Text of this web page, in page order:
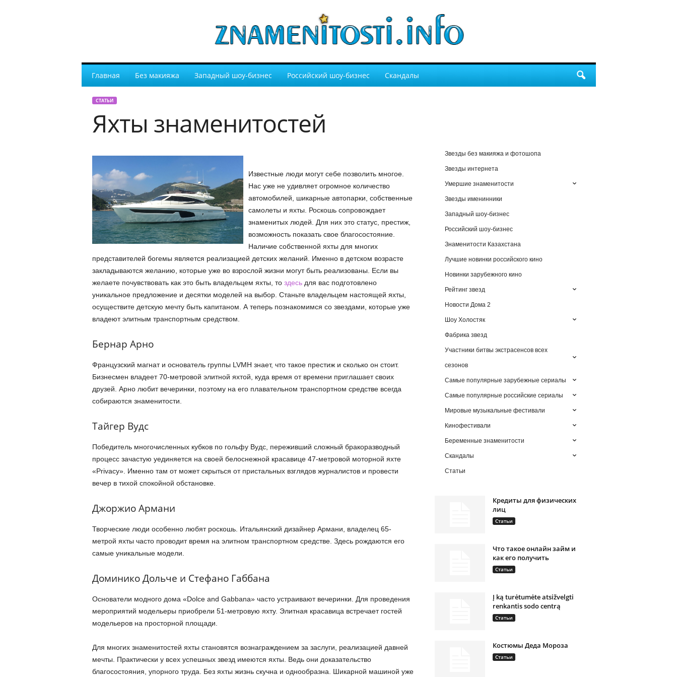
Главная Без макияжа Западный шоу-бизнес Российский шоу-бизнес Скандалы
СТАТЬИ
Яхты знаменитостей
Известные люди могут себе позволить многое.
Нас уже не удивляет огромное количество
автомобилей, шикарные автопарки, собственные
самолеты и яхты. Роскошь сопровождает
знаменитых людей. Для них это статус, престиж,
возможность показать свое благосостояние.
Наличие собственной яхты для многих
представителей богемы является реализацией детских желаний. Именно в детском возрасте
закладываются желанию, которые уже во взрослой жизни могут быть реализованы. Если вы
желаете почувствовать как это быть владельцем яхты, то здесьдля вас подготовлено
уникальное предложение и десятки моделей на выбор. Станьте владельцем настоящей яхты,
осуществите детскую мечту быть капитаном. А теперь познакомимся со звездами, которые уже
владеют элитным транспортным средством.
Бернар Арно
Французский магнат и основатель группы LVMH знает, что такое престиж и сколько он стоит.
Бизнесмен владеет 70-метровой элитной яхтой, куда время от времени приглашает своих
друзей. Арно любит вечеринки, поэтому на его плавательном транспортном средстве всегда
собираются знаменитости.
Тайгер Вудс
Победитель многочисленных кубков по гольфу Вудс, переживший сложный бракоразводный
процесс зачастую уединяется на своей белоснежной красавице 47-метровой моторной яхте
«Privacy». Именно там от может скрыться от пристальных взглядов журналистов и провести
вечер в тихой спокойной обстановке.
Джоржио Армани
Творческие люди особенно любят роскошь. Итальянский дизайнер Армани, владелец 65-
метрой яхты часто проводит время на элитном транспортном средстве. Здесь рождаются его
самые уникальные модели.
Доминико Дольче и Стефано Габбана
Основатели модного дома «Dolce and Gabbana» часто устраивают вечеринки. Для проведения
мероприятий модельеры приобрели 51-метровую яхту. Элитная красавица встречает гостей
модельеров на просторной площади.
Для многих знаменитостей яхты становятся вознаграждением за заслуги, реализацией давней
мечты. Практически у всех успешных звезд имеются яхты. Ведь они доказательство
благосостояния, упорного труда. Без яхты жизнь скучна и однообразна. Шикарной машиной уже
Звезды без макияжа и фотошопа
Звезды интернета
Умершие знаменитости
Звезды именинники
Западный шоу-бизнес
Российский шоу-бизнес
Знаменитости Казахстана
Лучшие новинки российского кино
Новинки зарубежного кино
Рейтинг звезд
Новости Дома 2
Шоу Холостяк
Фабрика звезд
Участники битвы экстрасенсов всех
сезонов
Самые популярные зарубежные сериалы
Самые популярные российские сериалы
Мировые музыкальные фестивали
Кинофестивали
Беременные знаменитости
Скандалы
Статьи
Кредиты для физических
лиц
Статьи
Что такое онлайн займ и
как его получить
Статьи
Į ką turėtumėte atsižvelgti
renkantis sodo centrą
Статьи
Костюмы Деда Мороза
Статьи